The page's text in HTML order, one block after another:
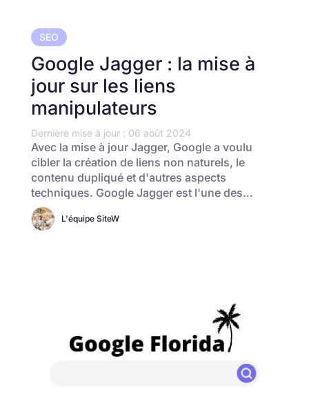
SEO
Google Jagger : la mise à
jour sur les liens
manipulateurs
Dernière mise à jour : 06 août 2024
Avec la mise à jour Jagger, Google a voulu
cibler la création de liens non naturels, le
contenu dupliqué et d'autres aspects
techniques. Google Jagger est l'une des…
L'équipe SiteW